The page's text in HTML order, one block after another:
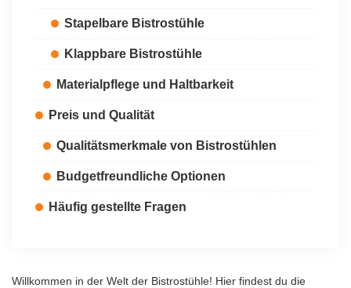
Stapelbare Bistrostühle
Klappbare Bistrostühle
Materialpflege und Haltbarkeit
Preis und Qualität
Qualitätsmerkmale von Bistrostühlen
Budgetfreundliche Optionen
Häufig gestellte Fragen
Willkommen in der Welt der Bistrostühle! Hier findest du die